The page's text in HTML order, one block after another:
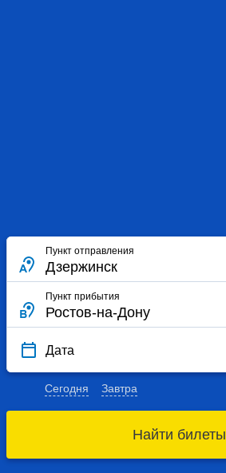
Пункт отправления
Пункт прибытия
Дата
Сегодня Завтра
Найти билеты